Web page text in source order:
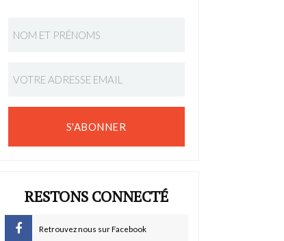
S'ABONNER
RESTONS CONNECTÉ
Retrouvez nous sur Facebook